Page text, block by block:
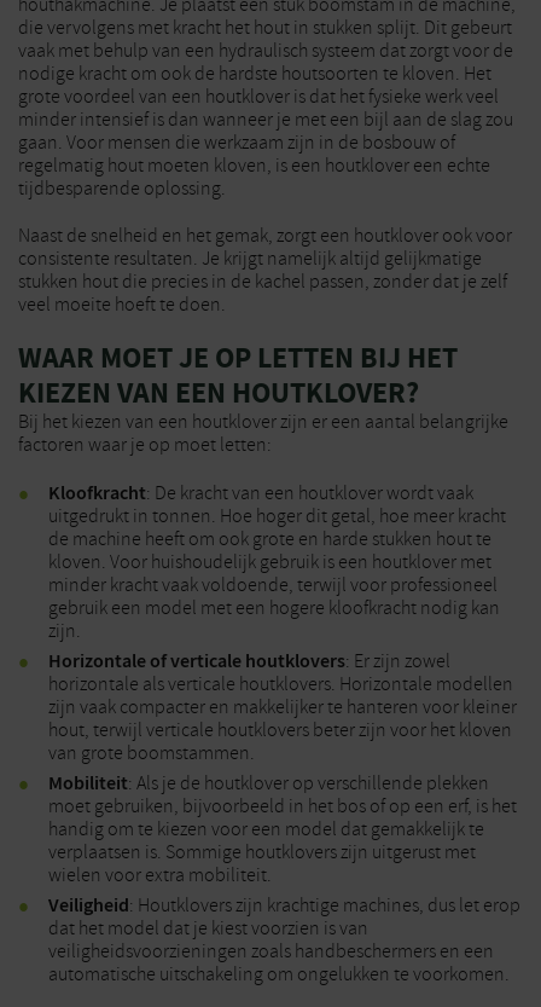
houthakmachine. Je plaatst een stuk boomstam in de machine,
die vervolgens met kracht het hout in stukken splijt. Dit gebeurt
vaak met behulp van een hydraulisch systeem dat zorgt voor de
nodige kracht om ook de hardste houtsoorten te kloven. Het
grote voordeel van een houtklover is dat het fysieke werk veel
minder intensief is dan wanneer je met een bijl aan de slag zou
gaan. Voor mensen die werkzaam zijn in de bosbouw of
regelmatig hout moeten kloven, is een houtklover een echte
tijdbesparende oplossing.
Naast de snelheid en het gemak, zorgt een houtklover ook voor
consistente resultaten. Je krijgt namelijk altijd gelijkmatige
stukken hout die precies in de kachel passen, zonder dat je zelf
veel moeite hoeft te doen.
WAAR MOET JE OP LETTEN BIJ HET
KIEZEN VAN EEN HOUTKLOVER?
Bij het kiezen van een houtklover zijn er een aantal belangrijke
factoren waar je op moet letten:
Kloofkracht: De kracht van een houtklover wordt vaak
uitgedrukt in tonnen. Hoe hoger dit getal, hoe meer kracht
de machine heeft om ook grote en harde stukken hout te
kloven. Voor huishoudelijk gebruik is een houtklover met
minder kracht vaak voldoende, terwijl voor professioneel
gebruik een model met een hogere kloofkracht nodig kan
zijn.
Horizontale of verticale houtklovers: Er zijn zowel
horizontale als verticale houtklovers. Horizontale modellen
zijn vaak compacter en makkelijker te hanteren voor kleiner
hout, terwijl verticale houtklovers beter zijn voor het kloven
van grote boomstammen.
Mobiliteit: Als je de houtklover op verschillende plekken
moet gebruiken, bijvoorbeeld in het bos of op een erf, is het
handig om te kiezen voor een model dat gemakkelijk te
verplaatsen is. Sommige houtklovers zijn uitgerust met
wielen voor extra mobiliteit.
Veiligheid: Houtklovers zijn krachtige machines, dus let erop
dat het model dat je kiest voorzien is van
veiligheidsvoorzieningen zoals handbeschermers en een
automatische uitschakeling om ongelukken te voorkomen.